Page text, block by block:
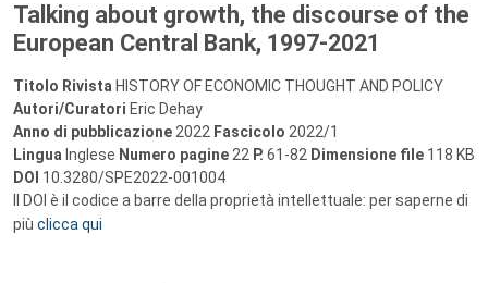
Talking about growth, the discourse of the
European Central Bank, 1997-2021
Titolo Rivista HISTORY OF ECONOMIC THOUGHT AND POLICY
Autori/Curatori Eric Dehay
Anno di pubblicazione 2022 Fascicolo 2022/1
Lingua Inglese Numero pagine 22 P. 61-82 Dimensione file 118 KB
DOI 10.3280/SPE2022-001004
Il DOI è il codice a barre della proprietà intellettuale: per saperne di
più clicca qui